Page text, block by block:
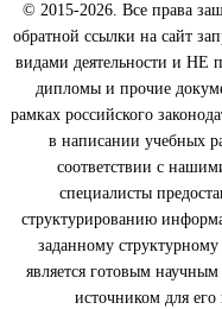
© 2015-2026. Все права
обратной ссылки на сайт
видами деятельности и НЕ
дипломы и прочие
рамках российского
в написании учебных
соответствии с
специалисты
структурированию
заданному структурному
является готовым
источником для